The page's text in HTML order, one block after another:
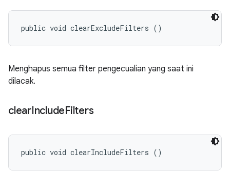
public void clearExcludeFilters ()
Menghapus semua filter pengecualian yang saat ini
dilacak.
clearIncludeFilters
public void clearIncludeFilters ()